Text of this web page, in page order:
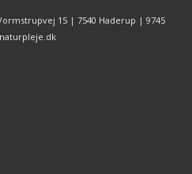
15 | 7540 Haderup | 9745